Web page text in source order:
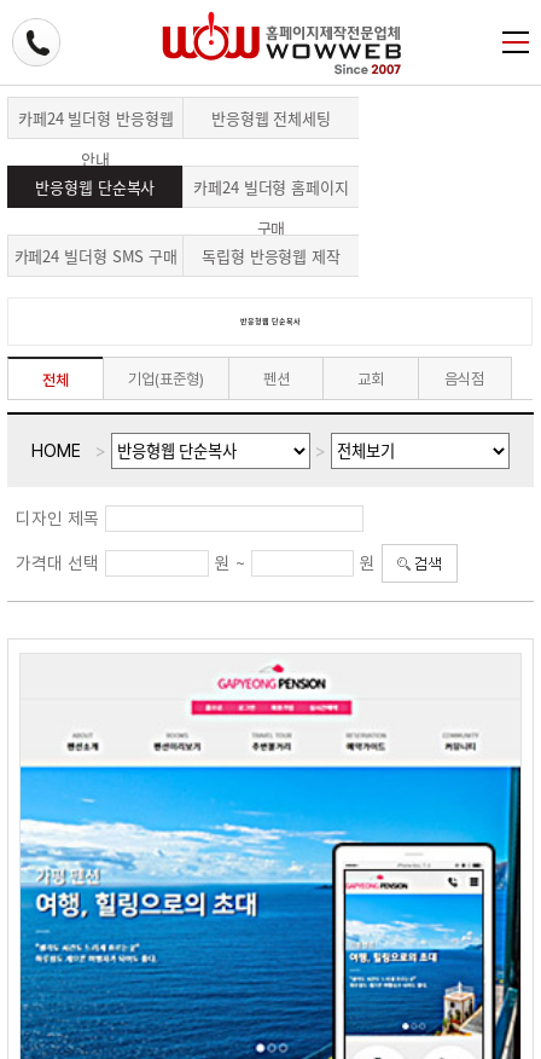
카페24 빌더형 반응형웹
안내
반응형웹 전체세팅
반응형웹 단순복사
카페24 빌더형 홈페이지
구매
카페24 빌더형 SMS 구매
독립형 반응형웹 제작
반응형웹 단순복사
전체 기업(표준형) 펜션 교회 음식점
HOME > >
디자인 제목
가격대 선택 원 ~ 원